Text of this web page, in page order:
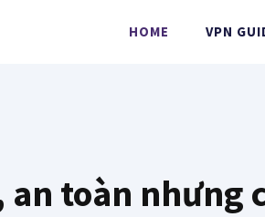
HOME VPN
an toàn nhưng